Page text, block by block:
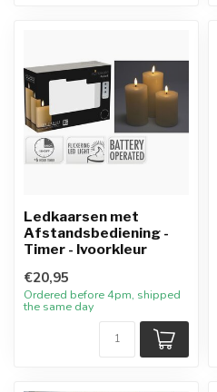
Ledkaarsen met
Afstandsbediening -
Timer - Ivoorkleur
€20,95
Ordered before 4pm, shipped
the same day